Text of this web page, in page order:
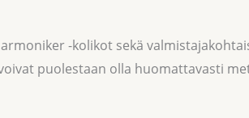
-kolikot sekä
puolestaan olla huomattavasti